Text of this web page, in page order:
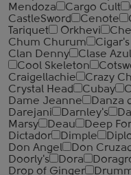
Mendoza
Cargo Cult
CastleSword
Cenote
Tariquet
Orkhevi
Chum Churum
Clan Denny
Clase Azul
Cool Skeleton
Craigellachie
Crazy
Crystal Head
Cubay
Dame Jeanne
Danza
Darejani
Darnley's
Marsy
Deau Deep
Dictador
Dimple
Don Angel
Don
Doorly's
Dora
Drop of Ginger